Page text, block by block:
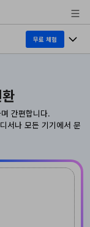
무료 체험
간편합니다.
서나 모든 기기에서 문